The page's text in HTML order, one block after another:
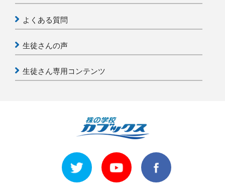
よくある質問
生徒さんの声
生徒さん専用コンテンツ